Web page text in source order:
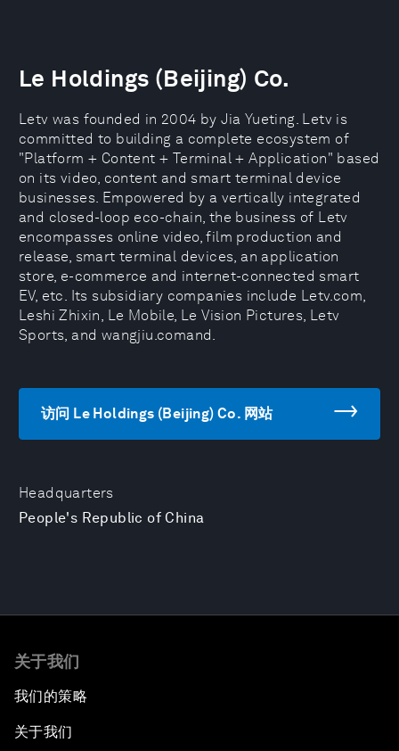
Headquarters
People's Republic of China
Le Holdings (Beijing) Co.
Letv was founded in 2004 by Jia Yueting. Letv is
committed to building a complete ecosystem of
"Platform + Content + Terminal + Application" based
on its video, content and smart terminal device
businesses. Empowered by a vertically integrated
and closed-loop eco-chain, the business of Letv
encompasses online video, film production and
release, smart terminal devices, an application
store, e-commerce and internet-connected smart
EV, etc. Its subsidiary companies include Letv.com,
Leshi Zhixin, Le Mobile, Le Vision Pictures, Letv
Sports, and wangjiu.comand.
访问 Le Holdings (Beijing) Co. 网站
关于我们
我们的策略
关于我们